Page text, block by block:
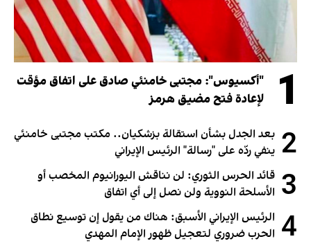
1
"أكسيوس": مجتبى خامنئي صادق على اتفاق مؤقت
لإعادة فتح مضيق هرمز
2 بعد الجدل بشأن استقالة بزشكيان.. مكتب مجتبى خامنئي
ينفي ردّه على "رسالة" الرئيس الإيراني
3 قائد الحرس الثوري: لن نناقش اليورانيوم المخصب أو
الأسلحة النووية ولن نصل إلى أي اتفاق
4 الرئيس الإيراني الأسبق: هناك من يقول إن توسيع نطاق
الحرب ضروري لتعجيل ظهور الإمام المهدي